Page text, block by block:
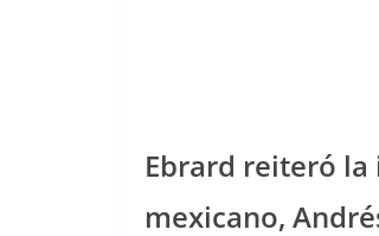
Ebrard reiteró
mexicano,